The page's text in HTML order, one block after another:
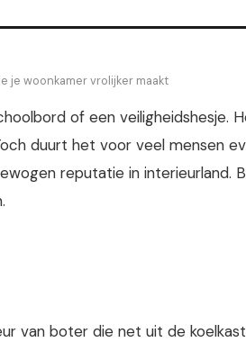
je woonkamer vrolijker maakt
of een veiligheidshesje.
duurt het voor veel mensen
reputatie in interieurland.
van boter die net uit de